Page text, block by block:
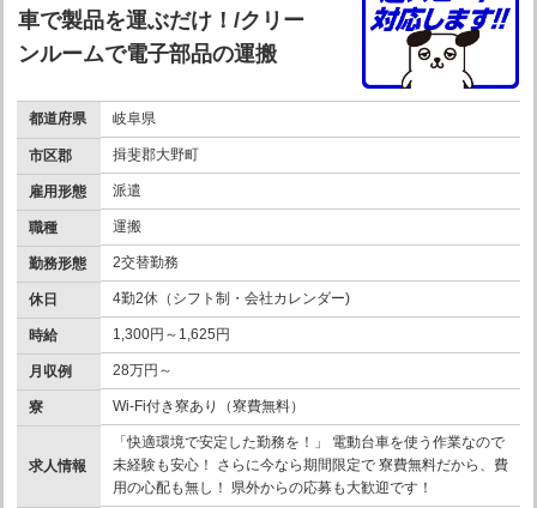
車で製品を運ぶだけ！/クリー
ンルームで電子部品の運搬
都道府県 岐阜県
市区郡 揖斐郡大野町
雇用形態 派遣
職種 運搬
勤務形態 2交替勤務
休日 4勤2休（シフト制・会社カレンダー)
時給 1,300円～1,625円
月収例 28万円～
寮 Wi-Fi付き寮あり（寮費無料）
求人情報
「快適環境で安定した勤務を！」 電動台車を使う作業なので
未経験も安心！ さらに今なら期間限定で 寮費無料だから、費
用の心配も無し！ 県外からの応募も大歓迎です！